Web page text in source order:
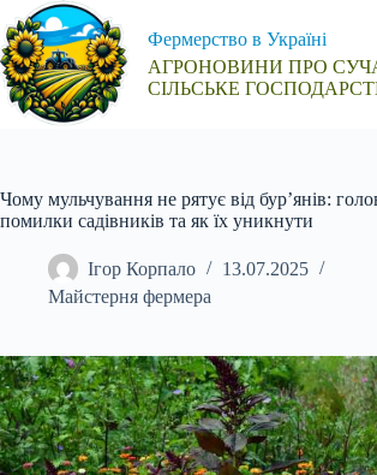
Перейти
до
вмісту
Фермерство в Україні
АГРОНОВИНИ ПРО
СІЛЬСЬКЕ
Чому мульчування не рятує від бур’янів:
помилки садівників та як їх уникнути
Ігор Корпало
13.07.2025
Майстерня фермера